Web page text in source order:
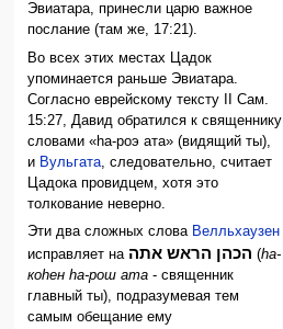
Эвиатара, принесли царю важное
послание (там же, 17:21).
Во всех этих местах Цадок
упоминается раньше Эвиатара.
Согласно еврейскому тексту II Сам.
15:27, Давид обратился к священнику
словами «hа-роэ ата» (видящий ты),
и Вульгата , следовательно, считает
Цадока провидцем, хотя это
толкование неверно.
Эти два сложных слова Велльхаузен
исправляет на הכהן הראש אתה (hа-
коhен hа-рош ата - священник
главный ты), подразумевая тем
самым обещание ему